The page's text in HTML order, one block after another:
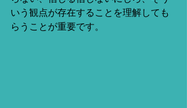
いう観点が存在することを理解しても
らうことが重要です。